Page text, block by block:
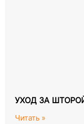
УХОД ЗА
Читать »